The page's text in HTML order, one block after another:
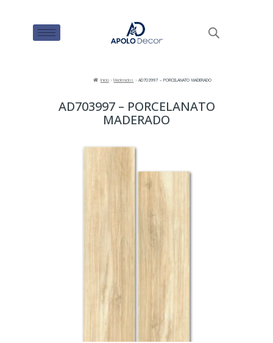
Inicio Maderados AD703997 – PORCELANATO MADERADO
AD703997 – PORCELANATO
MADERADO